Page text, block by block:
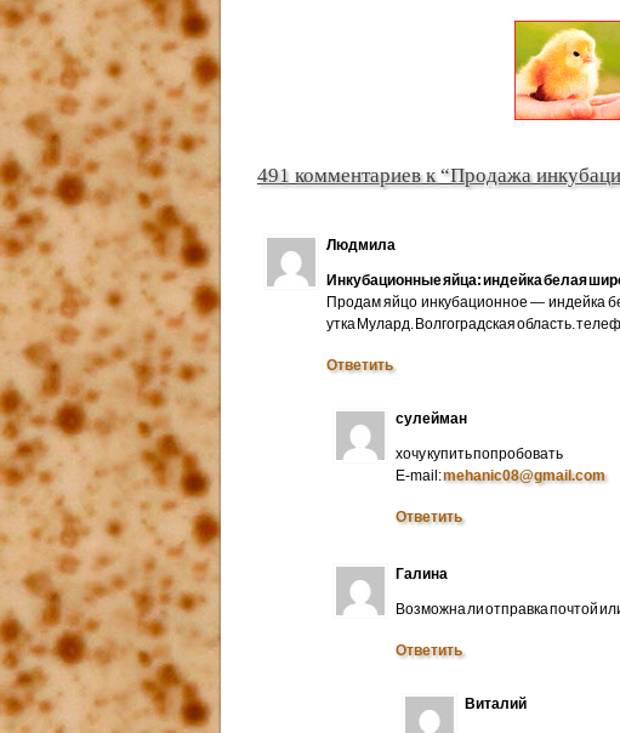
491 комментариев к “Продажа
Людмила
Инкубационные яйца: индейка белая
Продам яйцо инкубационное — индейка
утка Мулард. Волгоградская область.
Ответить
сулейман
хочу купить попробовать
E-mail:mehanic08@gmail.com
Ответить
Галина
Возможна ли отправка почтой
Ответить
Виталий